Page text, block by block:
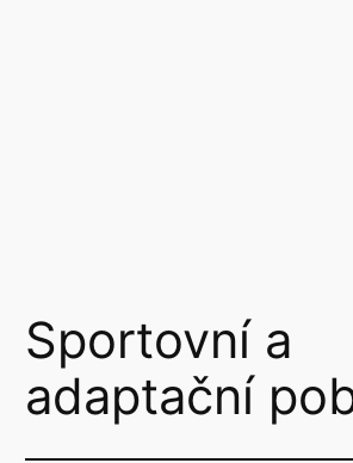
Sportovní a
adaptační